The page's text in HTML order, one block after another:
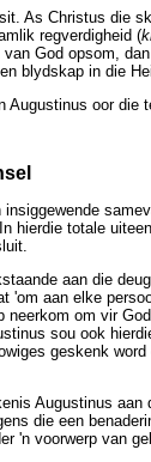
As Christus die
regverdigheid (
God opsom,
blydskap in die
oor die
hierdie totale
aan die
'om aan elke
om vir
sou ook
geskenk
Augustinus aan
die een
'n voorwerp van